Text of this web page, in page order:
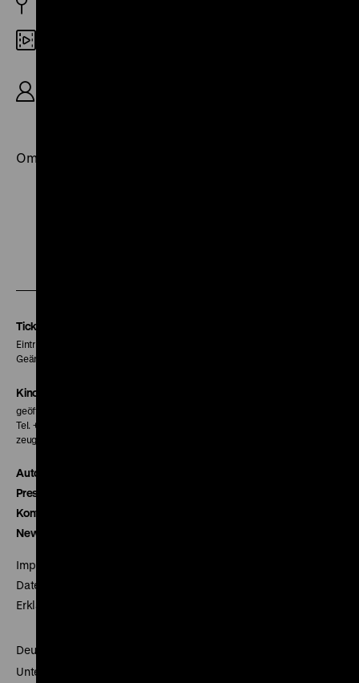
OmeU
Tickets
Eintritt 5 €
Geänderte Preise sind im Programm vermerkt.
Kinokasse
geöffnet 30 Minuten vor Beginn der ersten Vorstellung
Tel. + 49 30 20304-770
zeughauskino@dhm.de
Autor*innen
Presse
Kontakt
Newsletter
Impressum
Datenschutz
Erklärung digitale Barrierefreiheit
Deutsches Historisches Museum
Unter den Linden 2